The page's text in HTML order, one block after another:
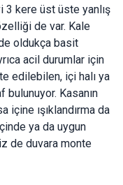
3 kere üst üste yanlış
de var. Kale
oldukça basit
acil durumlar için
edilebilen, içi halı ya
bulunuyor. Kasanın
içine ışıklandırma da
ya da uygun
de duvara monte